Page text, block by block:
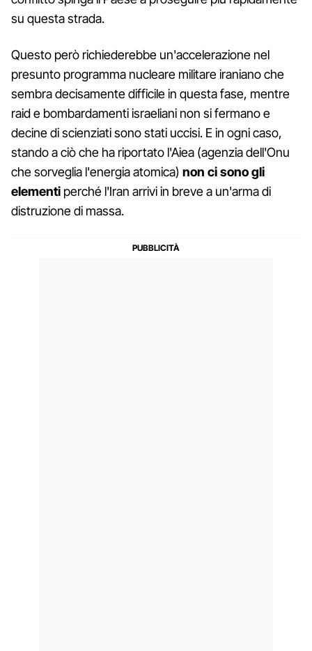
su questa strada.
Questo però richiederebbe un'accelerazione nel
presunto programma nucleare militare iraniano che
sembra decisamente difficile in questa fase, mentre
raid e bombardamenti israeliani non si fermano e
decine di scienziati sono stati uccisi. E in ogni caso,
stando a ciò che ha riportato l'Aiea (agenzia dell'Onu
che sorveglia l'energia atomica) non ci sono gli
elementi perché l'Iran arrivi in breve a un'arma di
distruzione di massa.